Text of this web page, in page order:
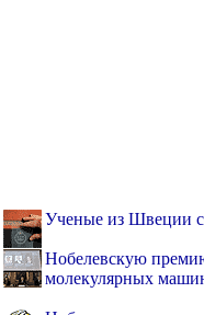
Ученые из Швеции
Нобелевскую
молекулярных